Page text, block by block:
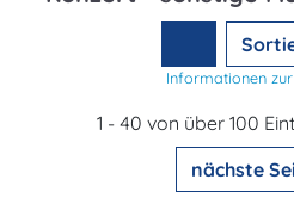
Informationen
1 - 40 von über 100
nächste